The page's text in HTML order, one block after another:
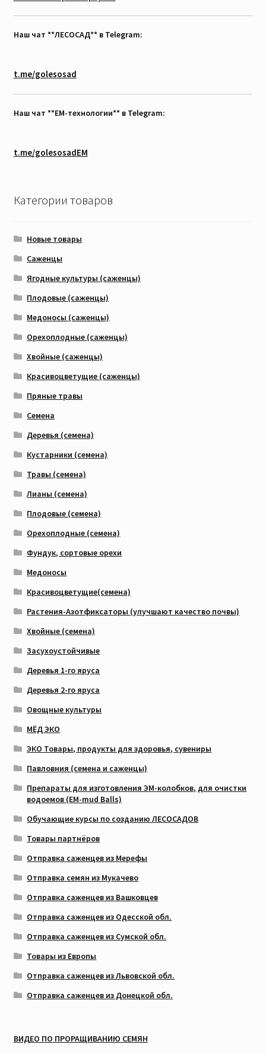
Наш чат **ЛЕСОСАД** в Telegram:
t.me/golesosad
Наш чат **EM-технологии** в Telegram:
t.me/golesosadEM
Категории товаров
Новые товары
Саженцы
Ягодные культуры (саженцы)
Плодовые (саженцы)
Медоносы (саженцы)
Орехоплодные (саженцы)
Хвойные (саженцы)
Красивоцветущие (саженцы)
Пряные травы
Семена
Деревья (семена)
Кустарники (семена)
Травы (семена)
Лианы (семена)
Плодовые (семена)
Орехоплодные (семена)
Фундук, сортовые орехи
Медоносы
Красивоцветущие(семена)
Растения-Азотфиксаторы (улучшают качество почвы)
Хвойные (семена)
Засухоустойчивые
Деревья 1-го яруса
Деревья 2-го яруса
Овощные культуры
МЁД ЭКО
ЭКО Товары, продукты для здоровья, сувениры
Павловния (семена и саженцы)
Препараты для изготовления ЭМ-колобков, для очистки
водоемов (EM-mud Balls)
Обучающие курсы по созданию ЛЕСОСАДОВ
Товары партнёров
Отправка саженцев из Мерефы
Отправка семян из Мукачево
Отправка саженцев из Вашковцев
Отправка саженцев из Одесской обл.
Отправка саженцев из Сумской обл.
Товары из Европы
Отправка саженцев из Львовской обл.
Отправка саженцев из Донецкой обл.
ВИДЕО ПО ПРОРАЩИВАНИЮ СЕМЯН